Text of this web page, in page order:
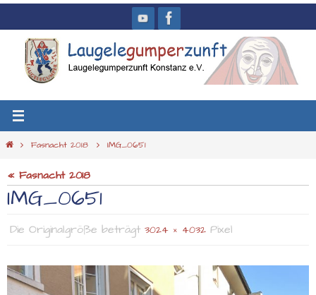
Inhalt
springen
StartFasnacht 2018 IMG_0651
« Fasnacht 2018
IMG_0651
Die Originalgröße beträgt 3024 × 4032 Pixel